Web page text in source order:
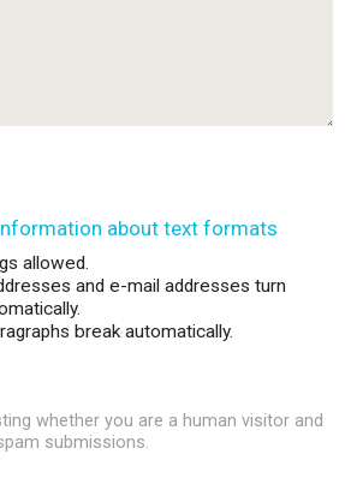
about text formats
allowed.
and e-mail addresses turn
break automatically.
whether you are a human visitor and
submissions.